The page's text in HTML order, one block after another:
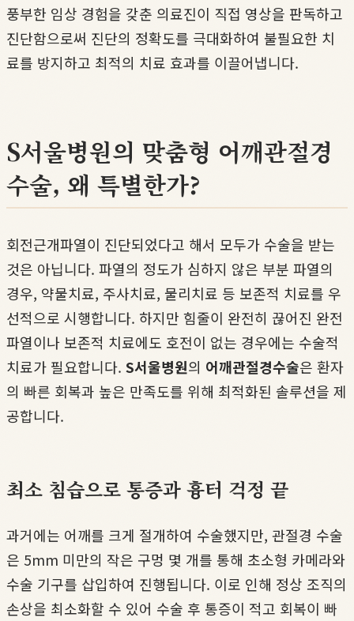
풍부한 임상 경험을 갖춘 의료진이 직접 영상을 판독하고
진단함으로써 진단의 정확도를 극대화하여 불필요한 치
료를 방지하고 최적의 치료 효과를 이끌어냅니다.
S서울병원의 맞춤형 어깨관절경
수술, 왜 특별한가?
회전근개파열이 진단되었다고 해서 모두가 수술을 받는
것은 아닙니다. 파열의 정도가 심하지 않은 부분 파열의
경우, 약물치료, 주사치료, 물리치료 등 보존적 치료를 우
선적으로 시행합니다. 하지만 힘줄이 완전히 끊어진 완전
파열이나 보존적 치료에도 호전이 없는 경우에는 수술적
치료가 필요합니다. S서울병원의 어깨관절경수술은 환자
의 빠른 회복과 높은 만족도를 위해 최적화된 솔루션을 제
공합니다.
최소 침습으로 통증과 흉터 걱정 끝
과거에는 어깨를 크게 절개하여 수술했지만, 관절경 수술
은 5mm 미만의 작은 구멍 몇 개를 통해 초소형 카메라와
수술 기구를 삽입하여 진행됩니다. 이로 인해 정상 조직의
손상을 최소화할 수 있어 수술 후 통증이 적고 회복이 빠